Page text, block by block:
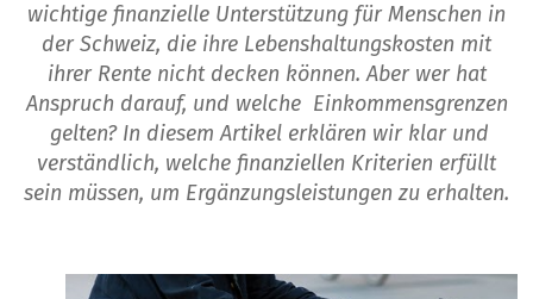
wichtige finanzielle Unterstützung für Menschen in
der Schweiz, die ihre Lebenshaltungskosten mit
ihrer Rente nicht decken können. Aber wer hat
Anspruch darauf, und welche Einkommensgrenzen
gelten? In diesem Artikel erklären wir klar und
verständlich, welche finanziellen Kriterien erfüllt
sein müssen, um Ergänzungsleistungen zu erhalten.